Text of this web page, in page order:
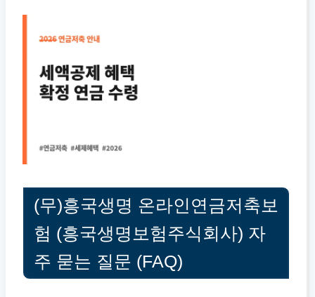
(무)흥국생명 온라인연금저축보
험 (흥국생명보험주식회사) 자
주 묻는 질문 (FAQ)